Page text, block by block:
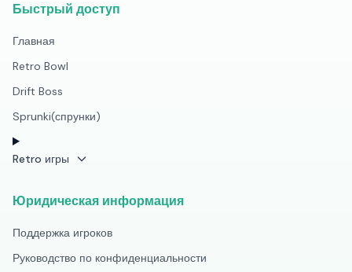
Быстрый доступ
Главная
Retro Bowl
Drift Boss
Sprunki(спрунки)
Retro игры
Юридическая информация
Поддержка игроков
Руководство по конфиденциальности